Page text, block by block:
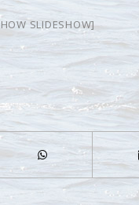
SLIDESHOW]